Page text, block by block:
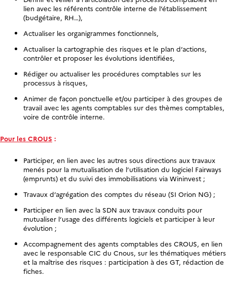
lien avec les référents contrôle interne de l’établissement
(budgétaire, RH…),
Actualiser les organigrammes fonctionnels,
Actualiser la cartographie des risques et le plan d’actions,
contrôler et proposer les évolutions identifiées,
Rédiger ou actualiser les procédures comptables sur les
processus à risques,
Animer de façon ponctuelle et/ou participer à des groupes de
travail avec les agents comptables sur des thèmes comptables,
voire de contrôle interne.
Pour les CROUS :
Participer, en lien avec les autres sous directions aux travaux
menés pour la mutualisation de l’utilisation du logiciel Fairways
(emprunts) et du suivi des immobilisations via Wininvest ;
Travaux d’agrégation des comptes du réseau (SI Orion NG) ;
Participer en lien avec la SDN aux travaux conduits pour
mutualiser l‘usage des différents logiciels et participer à leur
évolution ;
Accompagnement des agents comptables des CROUS, en lien
avec le responsable CIC du Cnous, sur les thématiques métiers
et la maîtrise des risques : participation à des GT, rédaction de
fiches.